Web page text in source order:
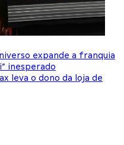
expande a franquia
inesperado
leva o dono da loja de